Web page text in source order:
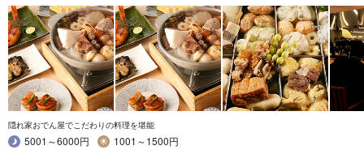
隠れ家おでん屋でこだわりの料理を堪能
5001～6000円
1001～1500円